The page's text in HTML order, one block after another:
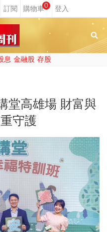
0
息 金融股 存股
堂高雄場 財富與
守護